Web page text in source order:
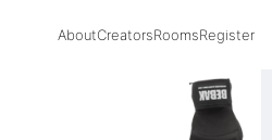
AboutCreatorsRoomsRegister